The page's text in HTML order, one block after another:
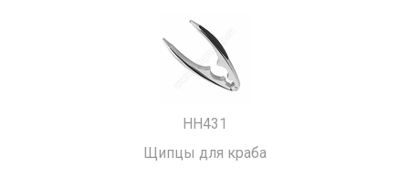
HH431
Щипцы для краба